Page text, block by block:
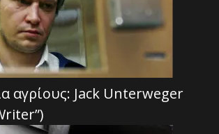
αγρίους: Jack Unterweger